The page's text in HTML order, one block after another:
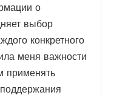
о
выбор
конкретного
меня важности
применять